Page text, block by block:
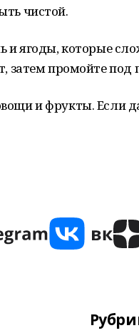
чистой.
и ягоды, которые
затем промойте под
и фрукты. Если